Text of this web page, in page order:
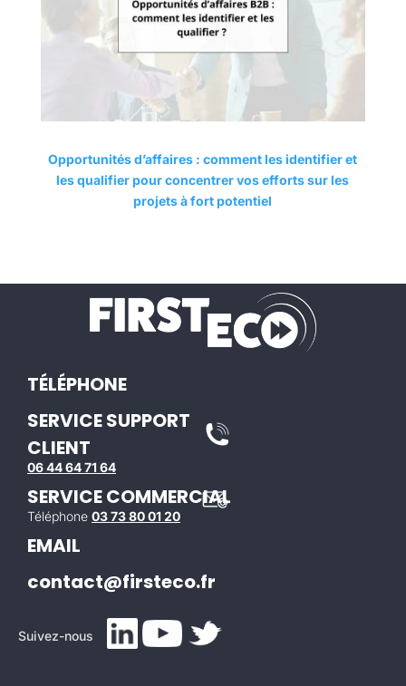
Opportunités d’affaires : comment les identifier et
les qualifier pour concentrer vos efforts sur les
projets à fort potentiel
TÉLÉPHONE
SERVICE SUPPORT
CLIENT
06 44 64 71 64
SERVICE COMMERCIAL
Téléphone 03 73 80 01 20
EMAIL
contact@firsteco.fr
Suivez-nous